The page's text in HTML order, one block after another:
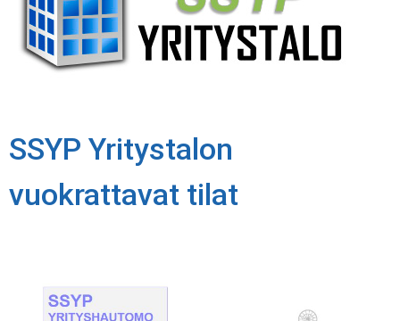
SSYP Yritystalon
vuokrattavat tilat